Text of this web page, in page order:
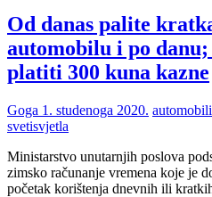
Od danas palite
automobilu i po
platiti 300 kuna kazne
Goga 1. studenoga 2020. automobili
svetisvjetla
Ministarstvo unutarnjih poslova
zimsko računanje vremena koje je
početak korištenja dnevnih ili